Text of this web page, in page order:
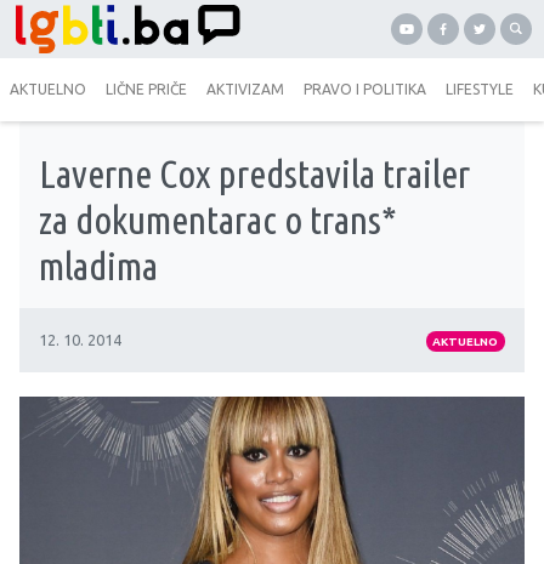
AKTUELNO LIČNE PRIČE AKTIVIZAM PRAVO I POLITIKA LIFESTYLE
Laverne Cox predstavila trailer
za dokumentarac o trans*
mladima
12. 10. 2014 AKTUELNO